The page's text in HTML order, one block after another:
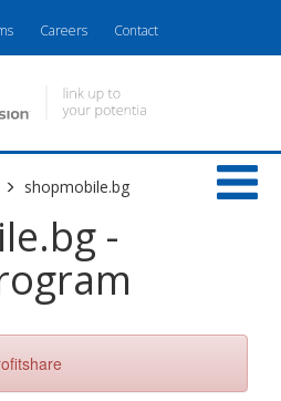
Careers Contact
shopmobile.bg
-